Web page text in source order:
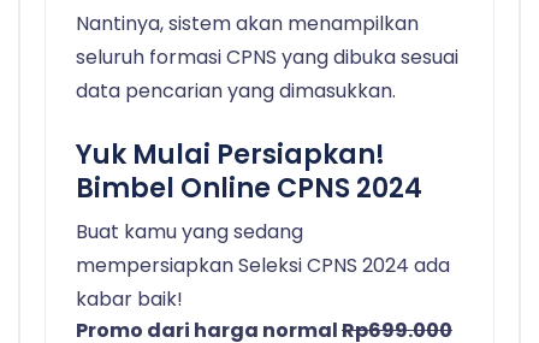
Nantinya, sistem akan menampilkan
seluruh formasi CPNS yang dibuka sesuai
data pencarian yang dimasukkan.
Yuk Mulai Persiapkan!
Bimbel Online CPNS 2024
Buat kamu yang sedang
mempersiapkan Seleksi CPNS 2024 ada
kabar baik!
Promo dari harga normalRp699.000